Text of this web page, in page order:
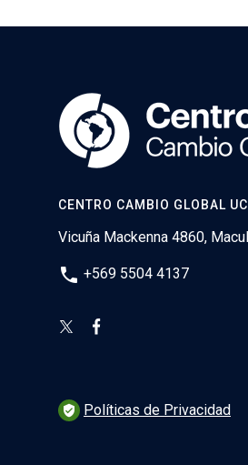
CENTRO CAMBIO GLOBAL UC
Vicuña Mackenna 4860, Macul
phone +569 5504 4137
verified_user Políticas de Privacidad